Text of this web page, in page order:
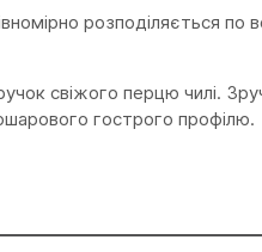
розподіляється по
свіжого перцю чилі.
гострого профілю.